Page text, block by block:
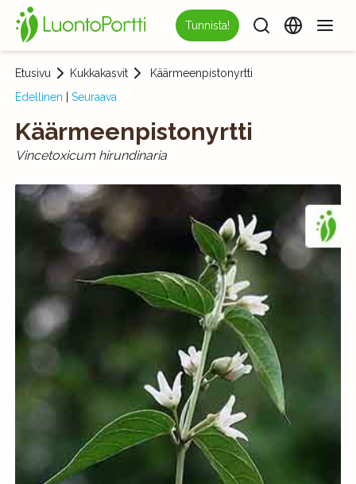
Tunnista!
Etusivu Kukkakasvit
Käärmeenpistonyrtti
Edellinen
Seuraava
Käärmeenpistonyrtti
Vincetoxicum hirundinaria